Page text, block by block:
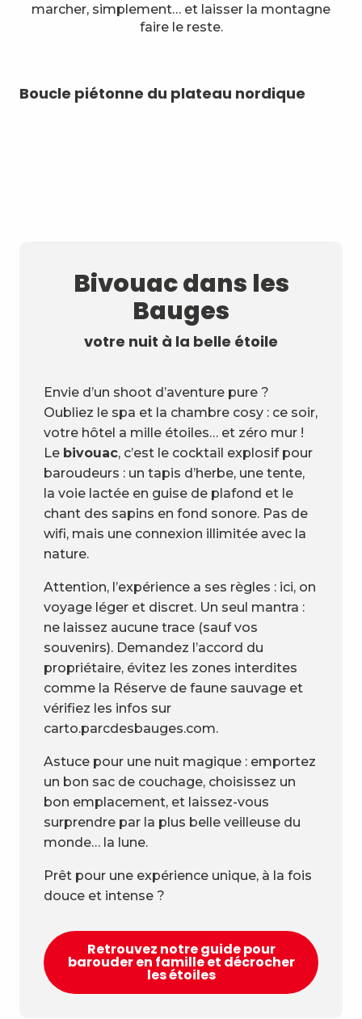
marcher, simplement… et laisser la montagne
faire le reste.
Boucle piétonne du plateau nordique
Bivouac dans les
Bauges
votre nuit à la belle étoile
Envie d’un shoot d’aventure pure ?
Oubliez le spa et la chambre cosy : ce soir,
votre hôtel a mille étoiles… et zéro mur !
Le bivouac, c’est le cocktail explosif pour
baroudeurs : un tapis d’herbe, une tente,
la voie lactée en guise de plafond et le
chant des sapins en fond sonore. Pas de
wifi, mais une connexion illimitée avec la
nature.
Attention, l’expérience a ses règles : ici, on
voyage léger et discret. Un seul mantra :
ne laissez aucune trace (sauf vos
souvenirs). Demandez l’accord du
propriétaire, évitez les zones interdites
comme la Réserve de faune sauvage et
vérifiez les infos sur
carto.parcdesbauges.com.
Astuce pour une nuit magique : emportez
un bon sac de couchage, choisissez un
bon emplacement, et laissez-vous
surprendre par la plus belle veilleuse du
monde… la lune.
Prêt pour une expérience unique, à la fois
douce et intense ?
Retrouvez notre guide pour
barouder en famille et décrocher
les étoiles